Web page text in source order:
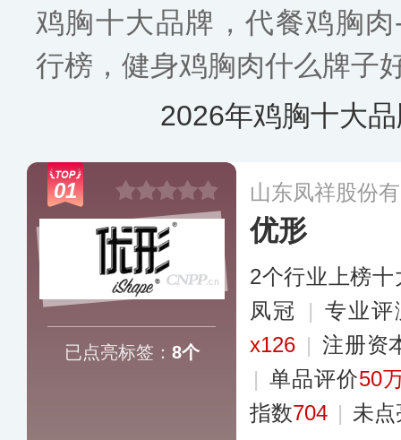
鸡胸十大品牌，代餐鸡胸
行榜，健身鸡胸肉什么牌子
2026年鸡胸十大
01
已点亮标签： 8个
山东凤祥股份
优形
2个行业上榜十
凤冠
| 专业
x126 | 注册资
| 单品评价50
指数704 | 未